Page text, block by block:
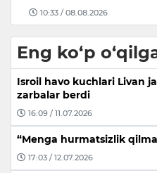
10:33 / 08.08.2026
Eng ko‘p
Isroil havo kuchlari Livan
zarbalar berdi
16:09 / 11.07.2026
“Menga hurmatsizlik
17:03 / 12.07.2026